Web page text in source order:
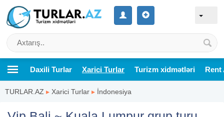
Daxili Turlar Xarici Turlar Turizm xidmətləri Rent
TURLAR.AZ ▸ Xarici Turlar ▸ İndonesiya